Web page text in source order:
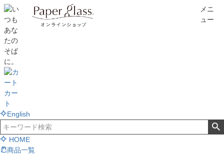
メニ
ュー
カー
ト
English
HOME
商品一覧